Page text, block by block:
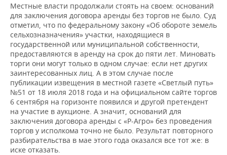
Местные власти продолжали стоять на своем: оснований
для заключения договора аренды без торгов не было. Суд
отметил, что по федеральному закону «Об обороте земель
сельхозназначения» участки, находящиеся в
государственной или муниципальной собственности,
предоставляются в аренду на срок до пяти лет. Миновать
торги они могут только в одном случае: если нет других
заинтересованных лиц. А в этом случае после
публикации извещения в местной газете «Светлый путь»
№51 от 18 июля 2018 года и на официальном сайте торгов
6 сентября на горизонте появился и другой претендент
на участие в аукционе. А значит, оснований для
заключения договора аренды с «Р-Агро» без проведения
торгов у исполкома точно не было. Результат повторного
разбирательства в мае этого года оказался все тот же: в
иске отказать.